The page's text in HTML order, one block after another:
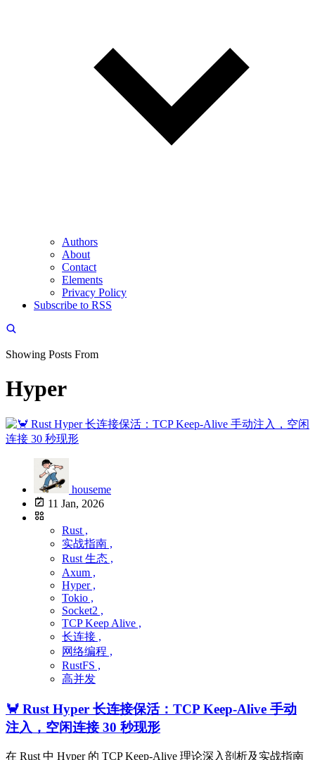
Authors
About
Contact
Elements
Privacy Policy
Subscribe to RSS
Showing Posts From
Hyper
houseme
11 Jan, 2026
Rust ,
实战指南 ,
Rust 生态 ,
Axum ,
Hyper ,
Tokio ,
Socket2 ,
TCP Keep Alive ,
长连接 ,
网络编程 ,
RustFS ,
高并发
🦀 Rust Hyper 长连接保活：TCP Keep-Alive 手动
注入，空闲连接 30 秒现形
在 Rust 中 Hyper 的 TCP Keep-Alive 理论深入剖析及实战指南